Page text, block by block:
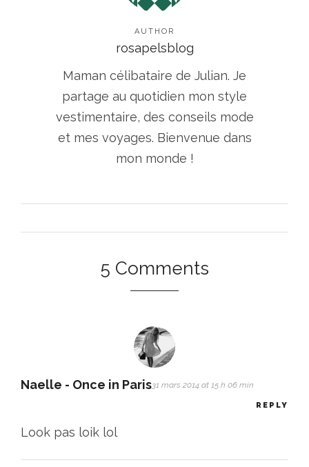
AUTHOR
rosapelsblog
Maman célibataire de Julian. Je
partage au quotidien mon style
vestimentaire, des conseils mode
et mes voyages. Bienvenue dans
mon monde !
5 Comments
Naelle - Once in Paris31 mars 2014 at 15 h 06 min
REPLY
Look pas loik lol